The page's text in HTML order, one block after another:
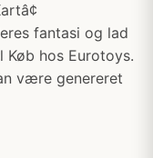
fantasi og lad
hos Eurotoys.
være genereret